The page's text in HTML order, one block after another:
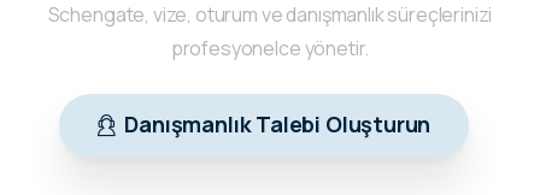
Schengate, vize, oturum ve danışmanlık süreçlerinizi
profesyonelce yönetir.
Danışmanlık Talebi Oluşturun